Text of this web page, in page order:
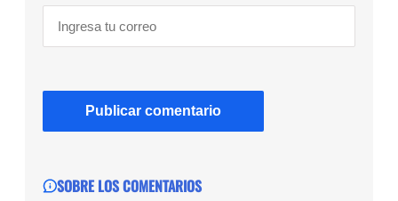
SOBRE LOS COMENTARIOS